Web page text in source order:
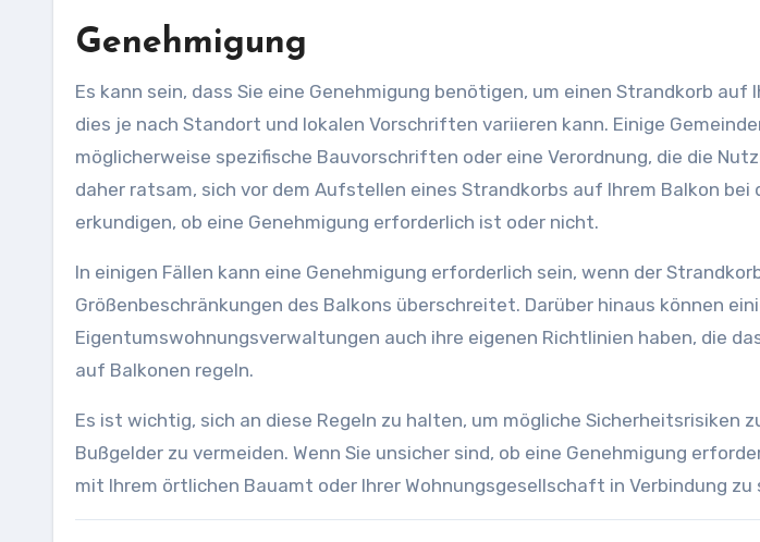
Genehmigung
Es kann sein, dass Sie eine Genehmigung benötigen, um einen Strandkorb
dies je nach Standort und lokalen Vorschriften variieren kann. Einige
möglicherweise spezifische Bauvorschriften oder eine Verordnung, die die
daher ratsam, sich vor dem Aufstellen eines Strandkorbs auf Ihrem Balkon bei
erkundigen, ob eine Genehmigung erforderlich ist oder nicht.
In einigen Fällen kann eine Genehmigung erforderlich sein, wenn der
Größenbeschränkungen des Balkons überschreitet. Darüber hinaus können
Eigentumswohnungsverwaltungen auch ihre eigenen Richtlinien haben, die
auf Balkonen regeln.
Es ist wichtig, sich an diese Regeln zu halten, um mögliche Sicherheitsrisiken
Bußgelder zu vermeiden. Wenn Sie unsicher sind, ob eine Genehmigung
mit Ihrem örtlichen Bauamt oder Ihrer Wohnungsgesellschaft in Verbindung zu